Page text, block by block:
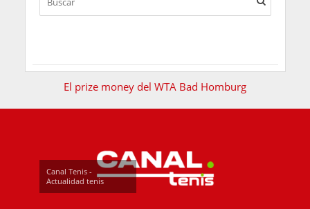
El prize money del WTA Bad Homburg
Canal Tenis -
Actualidad tenis